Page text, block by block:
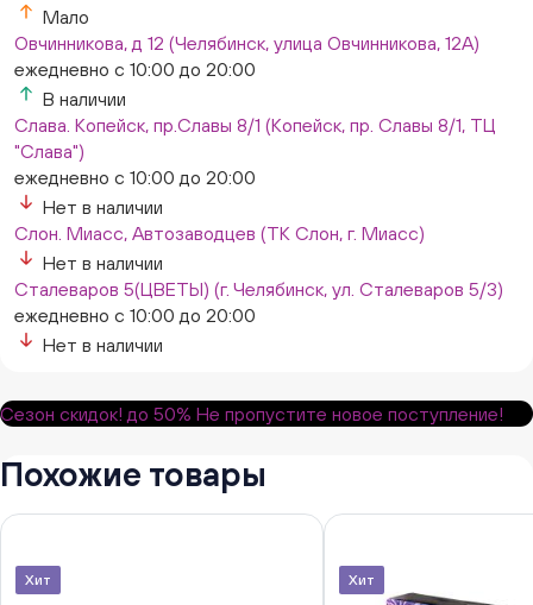
Мало
Овчинникова, д 12 (Челябинск, улица Овчинникова, 12А)
ежедневно с 10:00 до 20:00
В наличии
Слава. Копейск, пр.Славы 8/1 (Копейск, пр. Славы 8/1, ТЦ
"Слава")
ежедневно с 10:00 до 20:00
Нет в наличии
Слон. Миасс, Автозаводцев (ТК Слон, г. Миасс)
Нет в наличии
Сталеваров 5(ЦВЕТЫ) (г. Челябинск, ул. Сталеваров 5/3)
ежедневно с 10:00 до 20:00
Нет в наличии
Сезон скидок! до 50% Не пропустите новое поступление!
Похожие товары
Хит Хит